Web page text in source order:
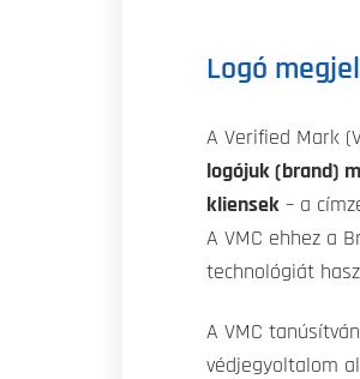
Logó
A Verified Mark
logójuk (brand)
kliensek – a
A VMC ehhez a
technológiát
A VMC
védjegyoltalom